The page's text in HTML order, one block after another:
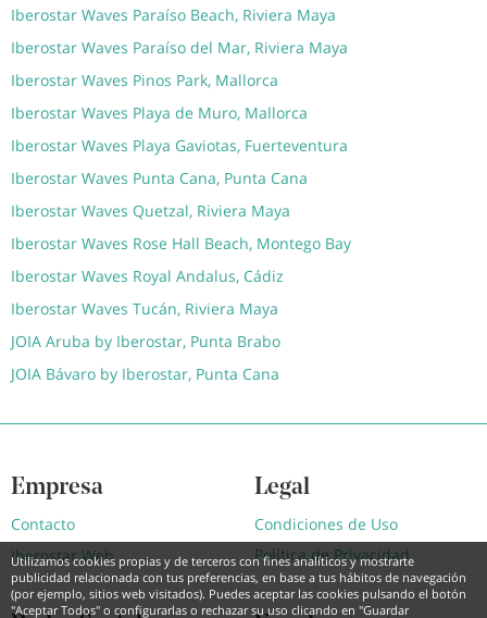
Utilizamos cookies propias y de terceros con fines analíticos y mostrarte
publicidad relacionada con tus preferencias, en base a tus hábitos de navegación
(por ejemplo, sitios web visitados). Puedes aceptar las cookies pulsando el botón
"Aceptar Todos" o configurarlas o rechazar su uso clicando en "Guardar
Iberostar Waves Paraíso Beach, Riviera Maya
Iberostar Waves Paraíso del Mar, Riviera Maya
Iberostar Waves Pinos Park, Mallorca
Iberostar Waves Playa de Muro, Mallorca
Iberostar Waves Playa Gaviotas, Fuerteventura
Iberostar Waves Punta Cana, Punta Cana
Iberostar Waves Quetzal, Riviera Maya
Iberostar Waves Rose Hall Beach, Montego Bay
Iberostar Waves Royal Andalus, Cádiz
Iberostar Waves Tucán, Riviera Maya
JOIA Aruba by Iberostar, Punta Brabo
JOIA Bávaro by Iberostar, Punta Cana
Empresa
Contacto
Iberostar Web
Legal
Condiciones de Uso
Política de Privacidad